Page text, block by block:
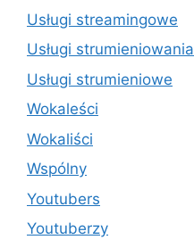
Usługi streamingowe
Usługi strumieniowania
Usługi strumieniowe
Wokaleści
Wokaliści
Wspólny
Youtubers
Youtuberzy